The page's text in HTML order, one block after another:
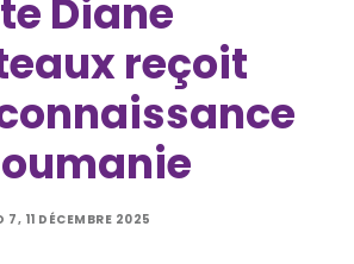
Diane
reçoit
7, 11 DÉCEMBRE 2025